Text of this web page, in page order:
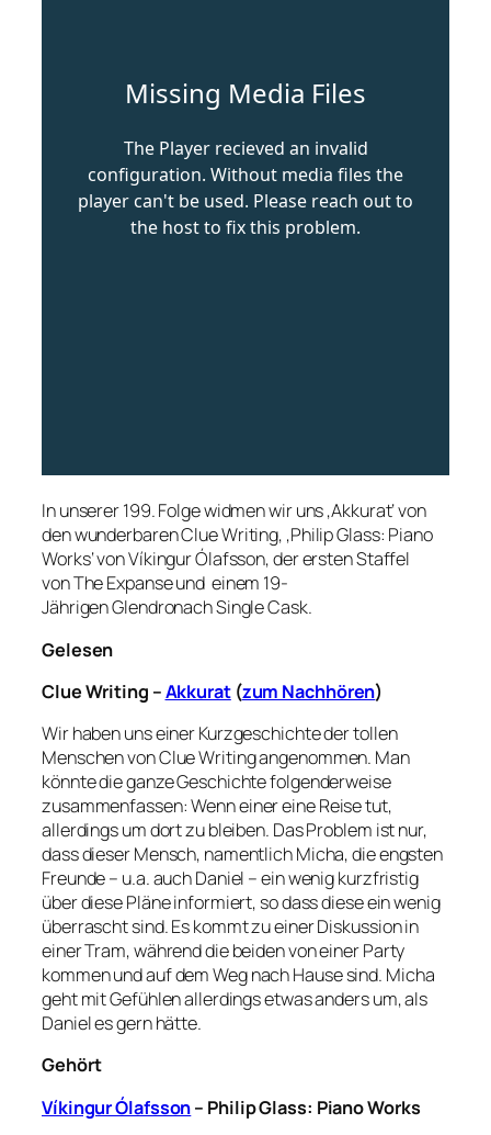
In unserer 199. Folge widmen wir uns ‚Akkurat‘ von
den wunderbaren Clue Writing, ‚Philip Glass: Piano
Works‘ von Víkingur Ólafsson, der ersten Staffel
von The Expanse und einem 19-
Jährigen Glendronach Single Cask.
Gelesen
Clue Writing –Akkurat(zum Nachhören)
Wir haben uns einer Kurzgeschichte der tollen
Menschen von Clue Writing angenommen. Man
könnte die ganze Geschichte folgenderweise
zusammenfassen: Wenn einer eine Reise tut,
allerdings um dort zu bleiben. Das Problem ist nur,
dass dieser Mensch, namentlich Micha, die engsten
Freunde – u.a. auch Daniel – ein wenig kurzfristig
über diese Pläne informiert, so dass diese ein wenig
überrascht sind. Es kommt zu einer Diskussion in
einer Tram, während die beiden von einer Party
kommen und auf dem Weg nach Hause sind. Micha
geht mit Gefühlen allerdings etwas anders um, als
Daniel es gern hätte.
Gehört
Víkingur Ólafsson– Philip Glass: Piano Works